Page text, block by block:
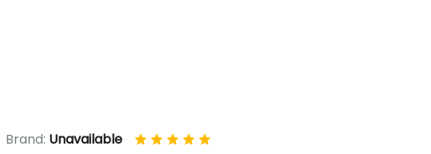
Brand: Unavailable